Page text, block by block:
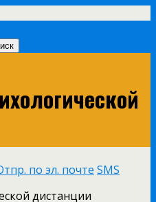
по эл. почте SMS